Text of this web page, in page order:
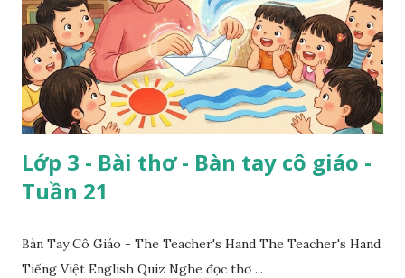
Lớp 3 - Bài thơ - Bàn tay cô giáo -
Tuần 21
Bàn Tay Cô Giáo - The Teacher's Hand The Teacher's Hand
Tiếng Việt English Quiz Nghe đọc thơ ...